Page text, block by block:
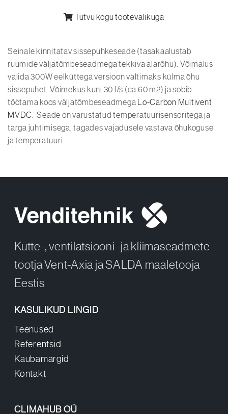
Tutvu kogu tootevalikuga
Seinale kinnitatav sissepuhkeseade (tasakaalustab
ruumide väljatõmbeseadmega tekkiva alarõhu). Võimalus
valida 300W eelküttega versioon vältimaks külma õhu
sissepuhet. Võimekus kuni 30 l/s (ca 60 m2) ja sobib
töötama koos väljatõmbeseadmega Lo-Carbon Multivent
MVDC. Seade on varustatud temperatuurisensoritega ja
targa juhtimisega, tagades vajadusele vastava õhukoguse
ja temperatuuri.
Kütte-, ventilatsiooni- ja kliimaseadmete
tootja Vent-Axia ja SALDA maaletooja
Eestis
KASULIKUD LINGID
Teenused
Referentsid
Kaubamärgid
Kontakt
CLIMAHUB OÜ